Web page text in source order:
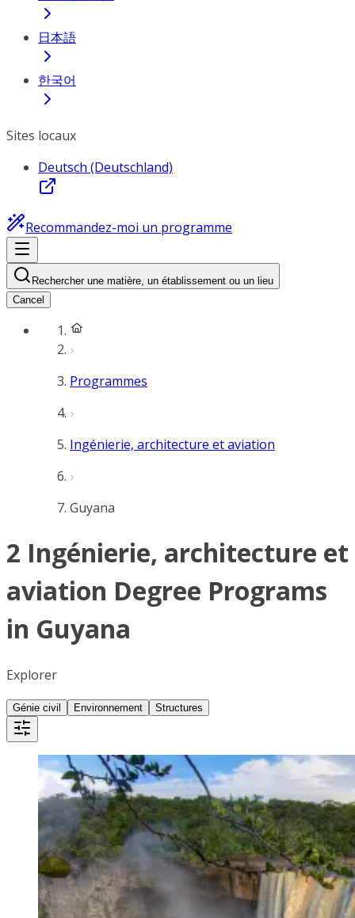
日本語
한국어
Sites locaux
Deutsch (Deutschland)
Recommandez-moi un programme
Rechercher une matière, un établissement ou un lieu
Cancel
Programmes
Ingénierie, architecture et aviation
Guyana
2 Ingénierie, architecture et
aviation Degree Programs
in Guyana
Explorer
Génie civil Environnement Structures